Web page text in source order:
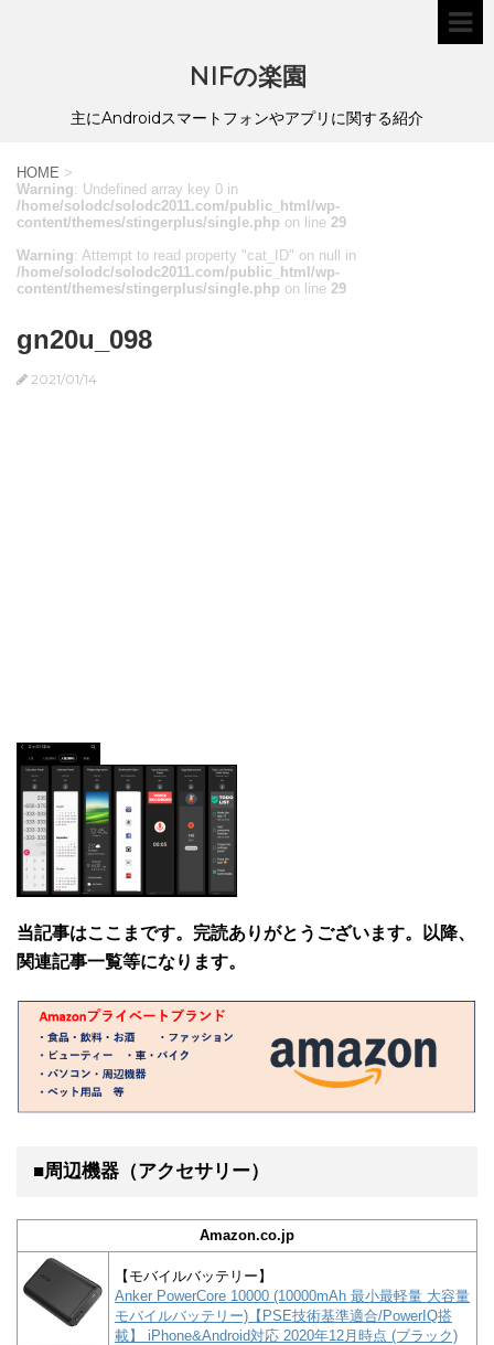
NIFの楽園
主にAndroidスマートフォンやアプリに関する紹介
HOME >
Warning: Undefined array key 0 in
/home/solodc/solodc2011.com/public_html/wp-
content/themes/stingerplus/single.php on line 29
Warning: Attempt to read property "cat_ID" on null in
/home/solodc/solodc2011.com/public_html/wp-
content/themes/stingerplus/single.php on line 29
gn20u_098
2021/01/14
当記事はここまです。完読ありがとうございます。以降、
関連記事一覧等になります。
■周辺機器（アクセサリー）
Amazon.co.jp
【モバイルバッテリー】
Anker PowerCore 10000 (10000mAh 最小最軽量 大容量
モバイルバッテリー)【PSE技術基準適合/PowerIQ搭
載】 iPhone&Android対応 2020年12月時点 (ブラック)